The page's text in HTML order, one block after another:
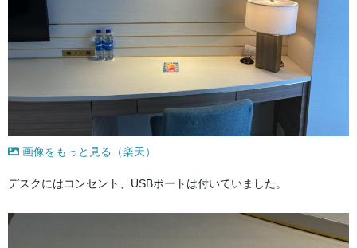
画像をもっと見る（楽天）
デスクにはコンセント、USBポートは付いていました。